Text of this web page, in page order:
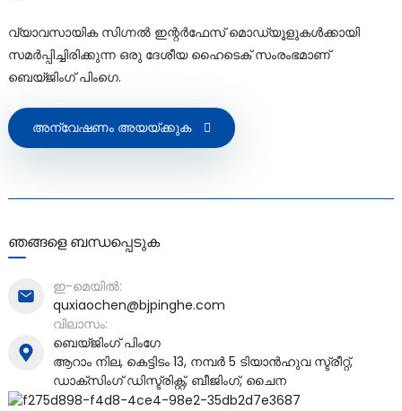
വ്യാവസായിക സിഗ്നൽ ഇന്റർഫേസ് മൊഡ്യൂളുകൾക്കായി
സമർപ്പിച്ചിരിക്കുന്ന ഒരു ദേശീയ ഹൈടെക് സംരംഭമാണ്
ബെയ്ജിംഗ് പിംഗെ.
അന്വേഷണം അയയ്ക്കുക
ഞങ്ങളെ ബന്ധപ്പെടുക
ഇ-മെയിൽ:
quxiaochen@bjpinghe.com
വിലാസം:
ബെയ്ജിംഗ് പിംഗേ
ആറാം നില, കെട്ടിടം 13, നമ്പർ 5 ടിയാൻഹുവ സ്ട്രീറ്റ്,
ഡാക്സിംഗ് ഡിസ്ട്രിക്റ്റ്, ബീജിംഗ്, ചൈന